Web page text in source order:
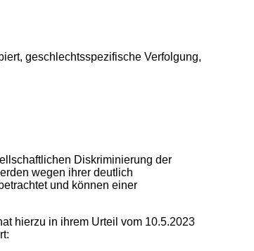
geschlechtsspezifische Verfolgung,
Diskriminierung der
wegen ihrer deutlich
und können einer
hierzu in ihrem Urteil vom 10.5.2023